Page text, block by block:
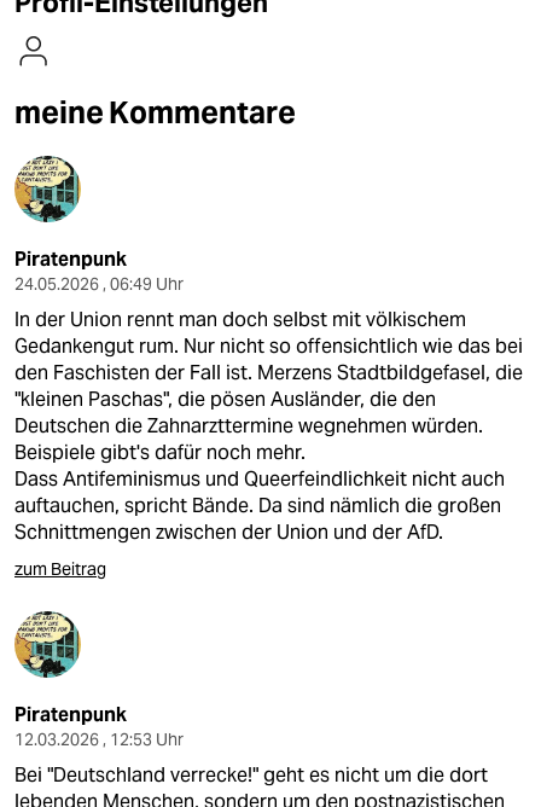
nord
wahrheit
verlag
verlag
veranstaltungen
shop
fragen & hilfe
unterstützen
abo
genossenschaft
epaper login
meine Kommentare
Piratenpunk
24.05.2026 , 06:49 Uhr
In der Union rennt man doch selbst mit völkischem
Gedankengut rum. Nur nicht so offensichtlich wie das bei
den Faschisten der Fall ist. Merzens Stadtbildgefasel, die
"kleinen Paschas", die pösen Ausländer, die den
Deutschen die Zahnarzttermine wegnehmen würden.
Beispiele gibt's dafür noch mehr.
Dass Antifeminismus und Queerfeindlichkeit nicht auch
auftauchen, spricht Bände. Da sind nämlich die großen
Schnittmengen zwischen der Union und der AfD.
zum Beitrag
Piratenpunk
12.03.2026 , 12:53 Uhr
Bei "Deutschland verrecke!" geht es nicht um die dort
lebenden Menschen, sondern um den postnazistischen